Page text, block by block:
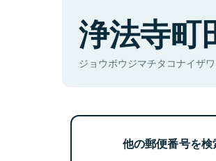
浄法寺町
ジョウボウジマチタコナイザワ
他の郵便番号を検